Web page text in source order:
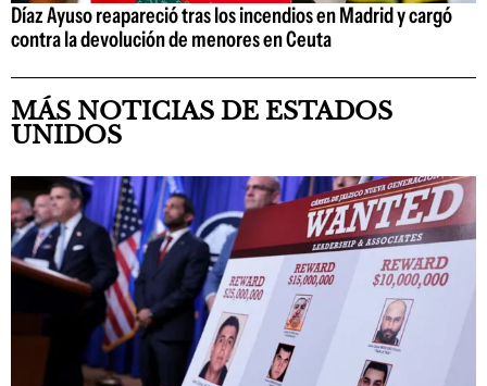
Díaz Ayuso reapareció tras los incendios en Madrid y cargó
contra la devolución de menores en Ceuta
MÁS NOTICIAS DE ESTADOS
UNIDOS